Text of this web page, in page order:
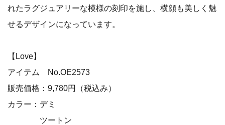
れたラグジュアリーな模様の刻印を施し、横顔も美しく魅
せるデザインになっています。
【Love】
アイテム No.OE2573
販売価格：9,780円（税込み）
カラー：デミ
ツートン